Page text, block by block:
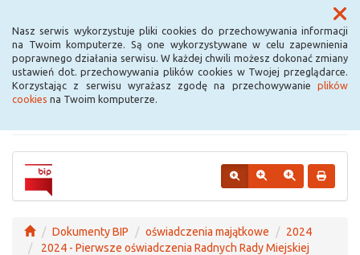
Nasz serwis wykorzystuje pliki cookies do przechowywania informacji
na Twoim komputerze. Są one wykorzystywane w celu zapewnienia
poprawnego działania serwisu. W każdej chwili możesz dokonać zmiany
ustawień dot. przechowywania plików cookies w Twojej przeglądarce.
Korzystając z serwisu wyrażasz zgodę na przechowywanie plików
cookies na Twoim komputerze.
Menu
Urząd Miejski w
Krośniewicach
Dokumenty BIP oświadczenia majątkowe
2024
2024 - Pierwsze oświadczenia Radnych Rady Miejskiej